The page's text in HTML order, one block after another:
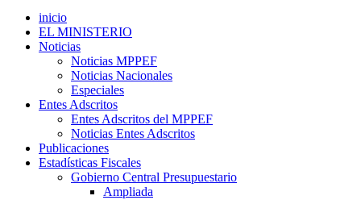
inicio
EL MINISTERIO
Noticias
Noticias MPPEF
Noticias Nacionales
Especiales
Entes Adscritos
Entes Adscritos del MPPEF
Noticias Entes Adscritos
Publicaciones
Estadísticas Fiscales
Gobierno Central Presupuestario
Ampliada